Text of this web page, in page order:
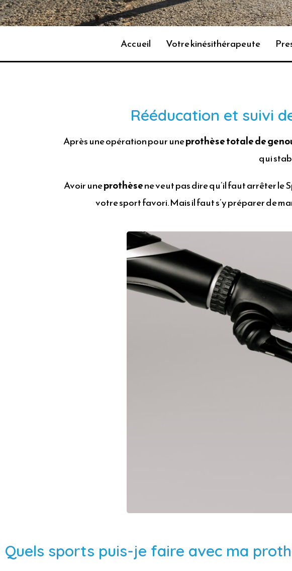
Accueil Votre kinésithérapeute
Rééducation et suivi
Après une opération pour uneprothèse totale de
qui
Avoir uneprothèsene veut pas dire qu’il faut arrêter le
votre sport favori. Mais il faut s’y préparer de
Quels sports puis-je faire avec ma